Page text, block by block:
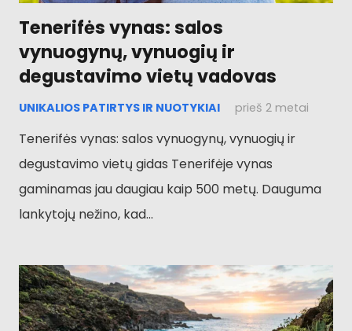
Tenerifės vynas: salos
vynuogynų, vynuogių ir
degustavimo vietų vadovas
UNIKALIOS PATIRTYS IR NUOTYKIAI prieš 2 metai
Tenerifės vynas: salos vynuogynų, vynuogių ir
degustavimo vietų gidas Tenerifėje vynas
gaminamas jau daugiau kaip 500 metų. Dauguma
lankytojų nežino, kad...